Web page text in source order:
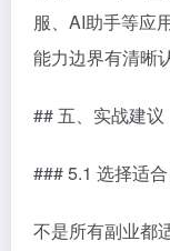
服、AI助手等应
能力边界有清晰
## 五、实战建议
### 5.1 选择适
不是所有副业都